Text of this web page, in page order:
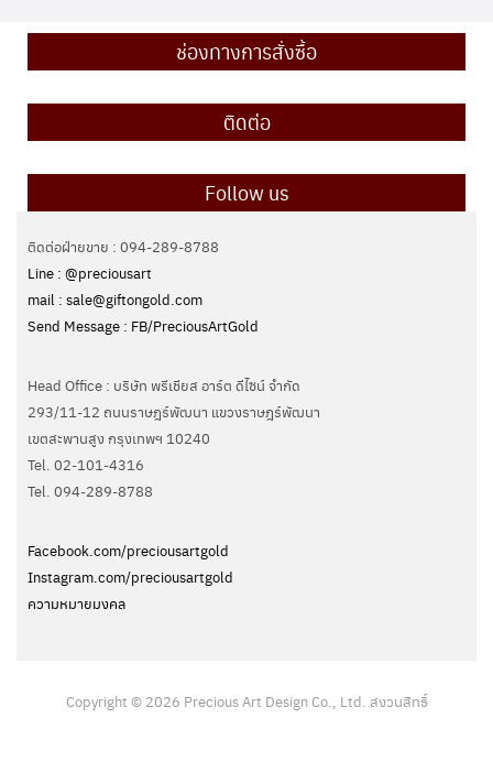
ช่องทางการสั่งซื้อ
ติดต่อ
Follow us
ติดต่อฝ่ายขาย : 094-289-8788
Line : @preciousart
mail : sale@giftongold.com
Send Message : FB/PreciousArtGold
Head Office : บริษัท พรีเชียส อาร์ต ดีไซน์ จำกัด
293/11-12 ถนนราษฎร์พัฒนา แขวงราษฎร์พัฒนา
เขตสะพานสูง กรุงเทพฯ 10240
Tel. 02-101-4316
Tel. ‭094-289-8788‬
Facebook.com/preciousartgold
Instagram.com/preciousartgold
ความหมายมงคล
Copyright © 2026 Precious Art Design Co., Ltd. สงวนสิทธิ์